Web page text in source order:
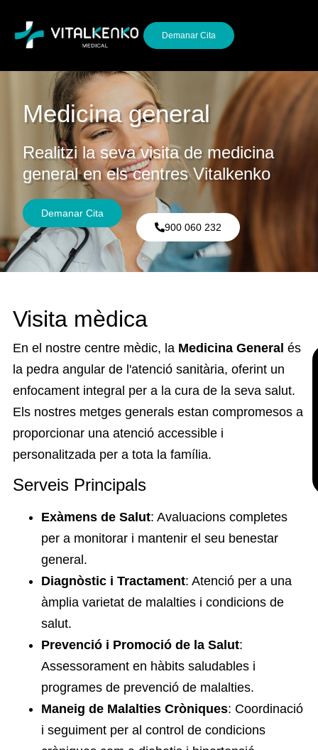
Demanar Cita
Medicina general
Realitzi la seva visita de medicina
general en els centres Vitalkenko
Demanar Cita
900 060 232
Visita mèdica
En el nostre centre mèdic, la Medicina General és
la pedra angular de l'atenció sanitària, oferint un
enfocament integral per a la cura de la seva salut.
Els nostres metges generals estan compromesos a
proporcionar una atenció accessible i
personalitzada per a tota la família.
Serveis Principals
Exàmens de Salut: Avaluacions completes
per a monitorar i mantenir el seu benestar
general.
Diagnòstic i Tractament: Atenció per a una
àmplia varietat de malalties i condicions de
salut.
Prevenció i Promoció de la Salut:
Assessorament en hàbits saludables i
programes de prevenció de malalties.
Maneig de Malalties Cròniques: Coordinació
i seguiment per al control de condicions